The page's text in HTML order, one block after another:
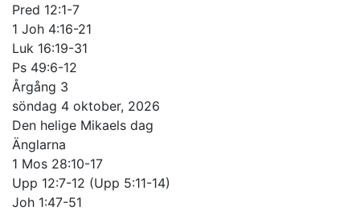
Pred 12:1-7
1 Joh 4:16-21
Luk 16:19-31
Ps 49:6-12
Årgång 3
söndag 4 oktober, 2026
Den helige Mikaels dag
Änglarna
1 Mos 28:10-17
Upp 12:7-12 (Upp 5:11-14)
Joh 1:47-51